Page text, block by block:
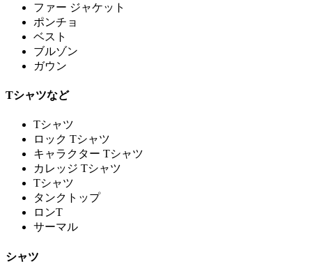
ファー ジャケット
ポンチョ
ベスト
ブルゾン
ガウン
Tシャツなど
Tシャツ
ロック Tシャツ
キャラクター Tシャツ
カレッジ Tシャツ
Tシャツ
タンクトップ
ロンT
サーマル
シャツ